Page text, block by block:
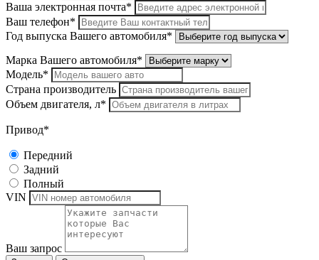
Ваша электронная почта*
Ваш телефон*
Год выпуска Вашего автомобиля*
Марка Вашего автомобиля*
Модель*
Страна производитель
Объем двигателя, л*
Привод*
Передний
Задний
Полный
VIN
Ваш запрос